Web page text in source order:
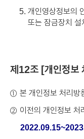
개인영상정보의
또는 잠금장치 설
제12조 [개인정보
① 본 개인정보 처리
② 이전의 개인정보 처